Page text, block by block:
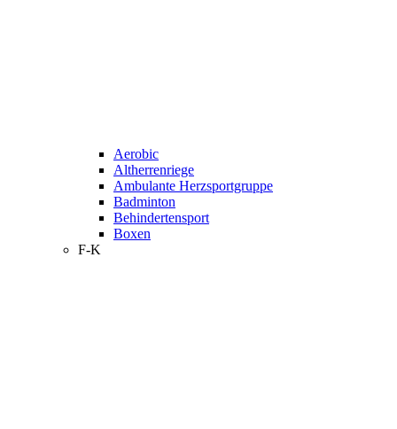
Aerobic
Altherrenriege
Ambulante Herzsportgruppe
Badminton
Behindertensport
Boxen
F-K